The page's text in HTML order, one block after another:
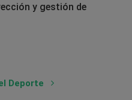
y gestión de
Deporte